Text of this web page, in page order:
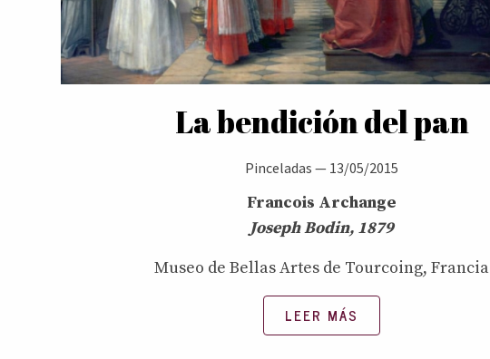
La bendición del pan
Pinceladas — 13/05/2015
Francois Archange
Joseph Bodin, 1879
Museo de Bellas Artes de Tourcoing, Francia
LEER MÁS